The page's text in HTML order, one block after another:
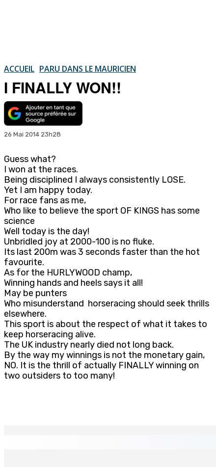
ACCUEIL PARU DANS LE MAURICIEN
I FINALLY WON!!
26 Mai 2014 23h28
Guess what?
I won at the races.
Being disciplined I always consistently LOSE.
Yet I am happy today.
For race fans as me,
Who like to believe the sport OF KINGS has some
science
Well today is the day!
Unbridled joy at 2000-100 is no fluke.
Its last 200m was 3 seconds faster than the hot
favourite.
As for the HURLYWOOD champ,
Winning hands and heels says it all!
May be punters
Who misunderstand horseracing should seek thrills
elsewhere.
This sport is about the respect of what it takes to
keep horseracing alive.
The UK industry nearly died not long back.
By the way my winnings is not the monetary gain,
NO. It is the thrill of actually FINALLY winning on
two outsiders to too many!